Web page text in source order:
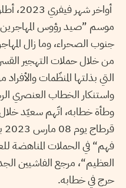
أواخر
موسم ”صيد رؤوس المهاجرين
جنوب الصحراء، وما زال
من خلال حملات التهجير
التي بذلتها المنظّمات
واستنكار الخطاب العنصري
وطأة خطابه، اتّهم سعيّد
فهم“ في الحملات المناهضة
العظيم“، مرجع الفاشيين
حرج في خطابه.